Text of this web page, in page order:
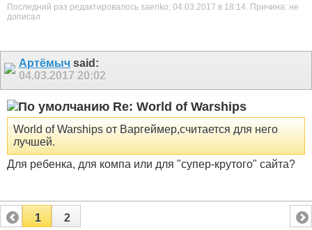
Последний раз редактировалось saenko; 04.03.2017 в 18:14. Причина: не
дописал
Артёмыч said:
04.03.2017 20:02
Re: World of Warships
World of Warships от Варгеймер,считается для него
лучшей.
Для ребенка, для компа или для "супер-крутого" сайта?
1 2